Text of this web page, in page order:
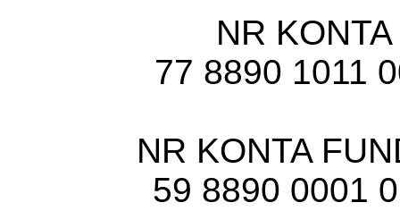
NR
77 8890 1011
NR KONTA
59 8890 0001